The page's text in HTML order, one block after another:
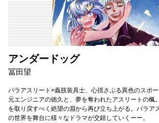
アンダードッグ
冨田望
パラアスリート×義肢装具士、心揺さぶる異色のスポ
元エンジニアの徳久と、夢を奪われたアスリートの楓
を取り戻すべく絶望の淵から再び立ち上がる。パラア
の世界を舞台に様々なドラマが交錯していくーー。